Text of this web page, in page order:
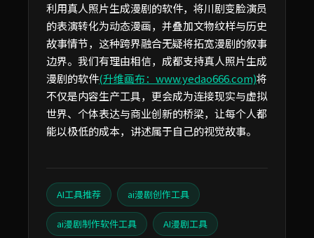
利用真人照片生成漫剧的软件，将川剧变脸演员
的表演转化为动态漫画，并叠加文物纹样与历史
故事情节，这种跨界融合无疑将拓宽漫剧的叙事
边界。我们有理由相信，成都支持真人照片生成
漫剧的软件(升维画布：www.yedao666.com)将
不仅是内容生产工具，更会成为连接现实与虚拟
世界、个体表达与商业创新的桥梁，让每个人都
能以极低的成本，讲述属于自己的视觉故事。
AI工具推荐 ai漫剧创作工具
ai漫剧制作软件工具 AI漫剧工具